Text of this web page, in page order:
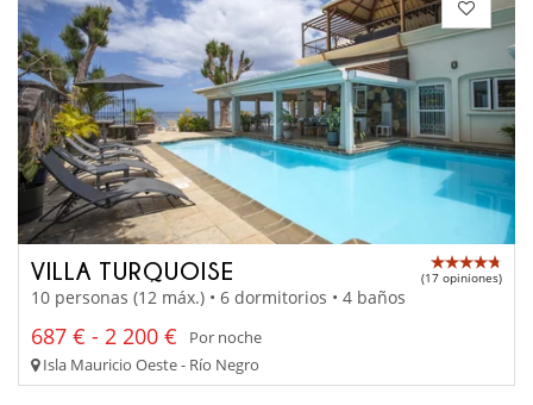
VILLA TURQUOISE (17 opiniones)
10 personas (12 máx.) • 6 dormitorios • 4 baños
687 € - 2 200 €
Por noche
Isla Mauricio Oeste - Río Negro